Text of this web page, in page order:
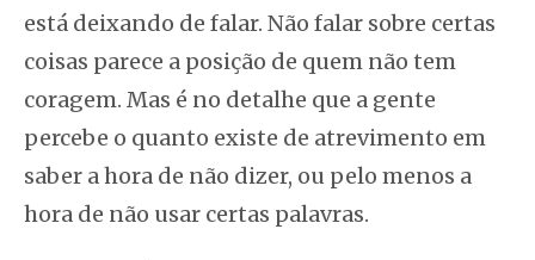
está deixando de falar. Não falar sobre certas
coisas parece a posição de quem não tem
coragem. Mas é no detalhe que a gente
percebe o quanto existe de atrevimento em
saber a hora de não dizer, ou pelo menos a
hora de não usar certas palavras.